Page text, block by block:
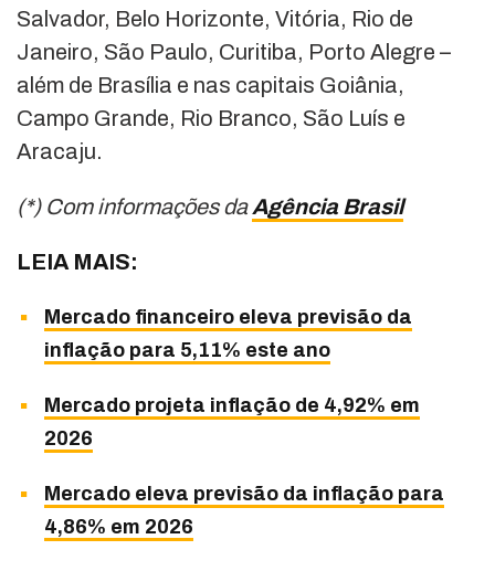
Salvador, Belo Horizonte, Vitória, Rio de
Janeiro, São Paulo, Curitiba, Porto Alegre –
além de Brasília e nas capitais Goiânia,
Campo Grande, Rio Branco, São Luís e
Aracaju.
(*) Com informações daAgência Brasil
LEIA MAIS:
Mercado financeiro eleva previsão da
inflação para 5,11% este ano
Mercado projeta inflação de 4,92% em
2026
Mercado eleva previsão da inflação para
4,86% em 2026